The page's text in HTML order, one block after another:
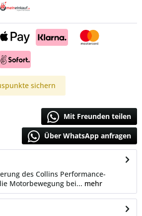
sichern
Mit Freunden teilen
Über WhatsApp anfragen
des Collins Performance-
Motorbewegung bei... mehr